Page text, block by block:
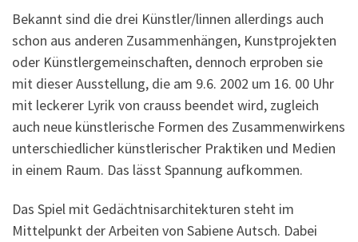
Bekannt sind die drei Künstler/linnen allerdings auch
schon aus anderen Zusammenhängen, Kunstprojekten
oder Künstlergemeinschaften, dennoch erproben sie
mit dieser Ausstellung, die am 9.6. 2002 um 16. 00 Uhr
mit leckerer Lyrik von crauss beendet wird, zugleich
auch neue künstlerische Formen des Zusammenwirkens
unterschiedlicher künstlerischer Praktiken und Medien
in einem Raum. Das lässt Spannung aufkommen.
Das Spiel mit Gedächtnisarchitekturen steht im
Mittelpunkt der Arbeiten von Sabiene Autsch. Dabei